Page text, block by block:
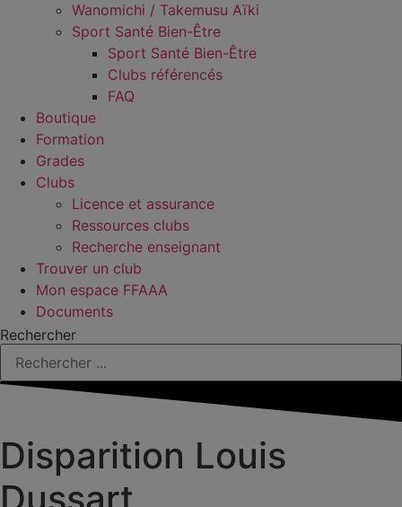
Wanomichi / Takemusu Aïki
Sport Santé Bien-Être
Sport Santé Bien-Être
Clubs référencés
FAQ
Boutique
Formation
Grades
Clubs
Licence et assurance
Ressources clubs
Recherche enseignant
Trouver un club
Mon espace FFAAA
Documents
Rechercher
Disparition Louis